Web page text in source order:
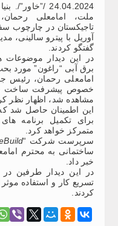
24.04.2024 /
ملت، امامعلی
آوریل با پیترو سالینی،
گفتگو کردند.
در این دیدار
برق آبی “راغون” مورد
امامعلی رحمان، رئیس
خصوص پیشرفت ساخت
مشاهده شد، اظهار نظر
این اطمینان حاصل شد
برای تکمیل برنامه
متمرکز خواهد کرد.
سرپرست شرکت “
ساختمانی به محترم
خبر داد.
در این دیدار طرفین
تسریع کار و استفاده
کردند.